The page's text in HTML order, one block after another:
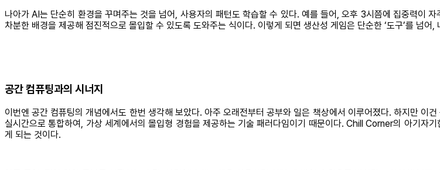
나아가 AI는 단순히 환경을 꾸며주는 것을 넘어, 사용자의 패턴도 학습할 수 있다. 예를 들어, 오후 3시쯤에 집중력이
차분한 배경을 제공해 점진적으로 몰입할 수 있도록 도와주는 식이다. 이렇게 되면 생산성 게임은 단순한 ‘도구’를 넘어
공간 컴퓨팅과의 시너지
이번엔 공간 컴퓨팅의 개념에서도 한번 생각해 보았다. 아주 오래전부터 공부와 일은 책상에서 이루어졌다. 하지만 이
실시간으로 통합하여, 가상 세계에서의 몰입형 경험을 제공하는 기술 패러다임이기 때문이다. Chill Corner의 아기자
게 되는 것이다.